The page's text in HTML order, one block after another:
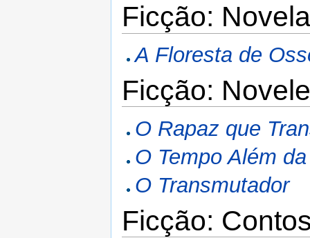
Ficção: Novela
A Floresta de
Ficção:
O Rapaz que
O Tempo Além
O Transmutador
Ficção: